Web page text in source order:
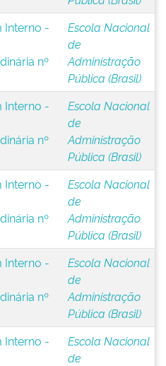
Interno -
nº
Escola Nacional
de
Administração
Pública (Brasil)
Interno -
nº
Escola Nacional
de
Administração
Pública (Brasil)
Interno -
nº
Escola Nacional
de
Administração
Pública (Brasil)
Interno -
nº
Escola Nacional
de
Administração
Pública (Brasil)
Interno -
Escola Nacional
de